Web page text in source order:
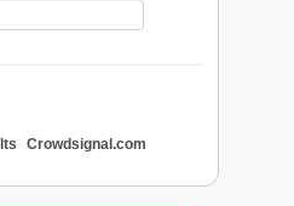
Crowdsignal.com